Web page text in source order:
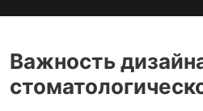
Важность